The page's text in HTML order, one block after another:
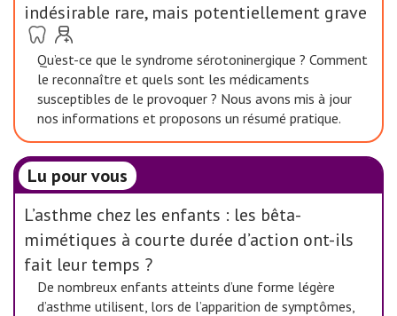
indésirable rare, mais potentiellement grave
Qu’est-ce que le syndrome sérotoninergique ? Comment
le reconnaître et quels sont les médicaments
susceptibles de le provoquer ? Nous avons mis à jour
nos informations et proposons un résumé pratique.
Lu pour vous
L’asthme chez les enfants : les bêta-
mimétiques à courte durée d’action ont-ils
fait leur temps ?
De nombreux enfants atteints d’une forme légère
d’asthme utilisent, lors de l’apparition de symptômes,